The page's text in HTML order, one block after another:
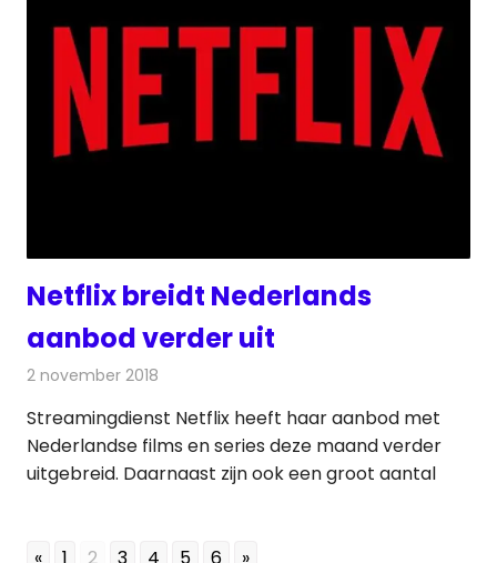
Netflix breidt Nederlands
aanbod verder uit
2 november 2018
Streamingdienst Netflix heeft haar aanbod met
Nederlandse films en series deze maand verder
uitgebreid. Daarnaast zijn ook een groot aantal